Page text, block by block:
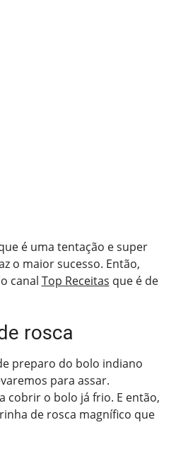
é uma tentação e super
o maior sucesso. Então,
canal Top Receitas que é de
rosca
preparo do bolo indiano
para assar.
cobrir o bolo já frio. E então,
de rosca magnífico que